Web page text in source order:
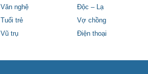
Văn nghệ
Độc – Lạ
Tuổi trẻ
Vợ chồng
Vũ trụ Điện thoại